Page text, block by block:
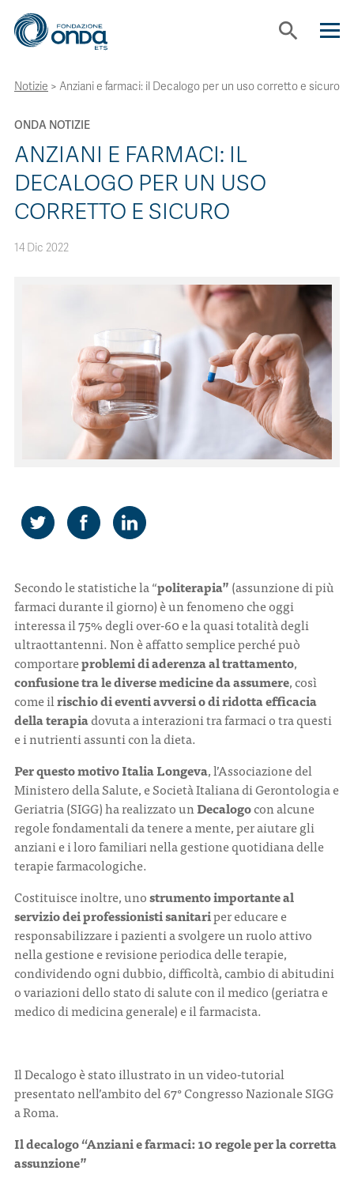
search
CHI SIAMO
CON CHI LAVORIAMO
STRUMENTI
PROGETTI
CONTATTI
Notizie > Anziani e farmaci: il Decalogo per un uso corretto e sicuro
ONDA NOTIZIE
ANZIANI E FARMACI: IL
DECALOGO PER UN USO
CORRETTO E SICURO
14 Dic 2022
Secondo le statistiche la “politerapia”(assunzione di più
farmaci durante il giorno) è un fenomeno che oggi
interessa il 75% degli over-60 e la quasi totalità degli
ultraottantenni. Non è affatto semplice perché può
comportareproblemi di aderenza al trattamento,
confusione tra le diverse medicine da assumere, così
come ilrischio di eventi avversi o di ridotta efficacia
della terapiadovuta a interazioni tra farmaci o tra questi
e i nutrienti assunti con la dieta.
Per questo motivo Italia Longeva, l’Associazione del
Ministero della Salute, e Società Italiana di Gerontologia e
Geriatria (SIGG) ha realizzato unDecalogocon alcune
regole fondamentali da tenere a mente, per aiutare gli
anziani e i loro familiari nella gestione quotidiana delle
terapie farmacologiche.
Costituisce inoltre, unostrumento importante al
servizio dei professionisti sanitariper educare e
responsabilizzare i pazienti a svolgere un ruolo attivo
nella gestione e revisione periodica delle terapie,
condividendo ogni dubbio, difficoltà, cambio di abitudini
o variazioni dello stato di salute con il medico (geriatra e
medico di medicina generale) e il farmacista.
Il Decalogo è stato illustrato in un video-tutorial
presentato nell’ambito del 67° Congresso Nazionale SIGG
a Roma.
Il decalogo “Anziani e farmaci: 10 regole per la corretta
assunzione”